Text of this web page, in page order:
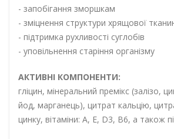
- запобігання зморшкам
- зміцнення структури хрящової
- підтримка рухливості суглобів
- уповільнення старіння організму
АКТИВНІ КОМПОНЕНТИ:
гліцин, мінеральний премікс (залізо,
йод, марганець), цитрат кальцію,
цинку, вітаміни: А, Е, D3, B6, а також